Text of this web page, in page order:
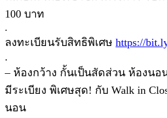
100 บาท
.
ลงทะเบียนรับสิทธิพิเศษ https://
.
– ห้องกว้าง กั้นเป็นสัดส่วน ห้องนอ
มีระเบียง พิเศษสุด! กับ Walk in
นอน